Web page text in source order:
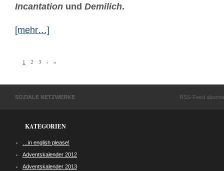
Incantation und Demilich.
[mehr…]
1 2 3 › »
SOZIALE NETZWERKE RSS-Feed
KATEGORIEN
…in english please!
Adventskalender 2012
Adventskalender 2013